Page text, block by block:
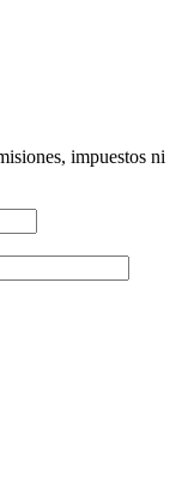
impuestos ni